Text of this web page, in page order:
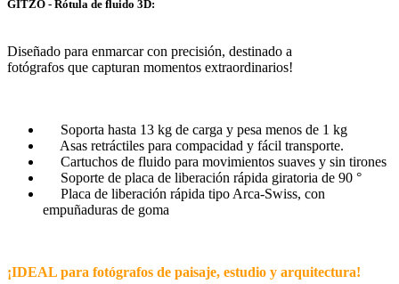
GITZO - Rótula de fluido 3D:
Diseñado para enmarcar con precisión, destinado a
fotógrafos que capturan momentos extraordinarios!
Soporta hasta 13 kg de carga y pesa menos de 1 kg
Asas retráctiles para compacidad y fácil transporte.
Cartuchos de fluido para movimientos suaves y sin tirones
Soporte de placa de liberación rápida giratoria de 90 °
Placa de liberación rápida tipo Arca-Swiss, con
empuñaduras de goma
¡IDEAL para fotógrafos de paisaje, estudio y arquitectura!